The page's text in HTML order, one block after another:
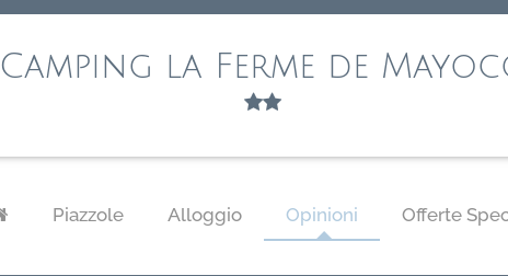
Camping la Ferme de
Piazzole Alloggio Opinioni Offerte